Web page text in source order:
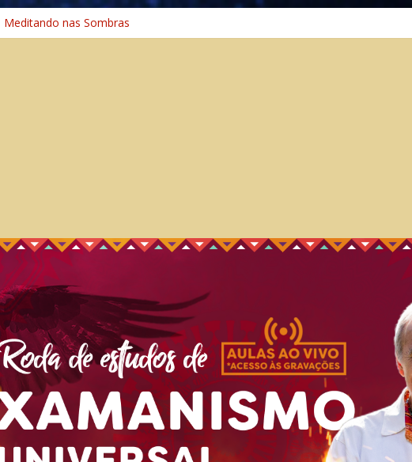
Imaginação na Cura
Meditando nas Sombras